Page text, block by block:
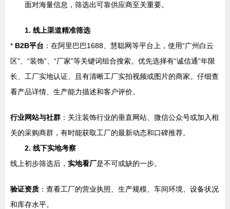
面对海量信息，筛选出可靠供应商至关重要。
1. 线上渠道精准筛选
* B2B平台 ：在阿里巴巴1688、慧聪网等平台上，使用“广州白云
区”、“装饰”、“厂家”等关键词组合搜索。优先选择有“诚信通”年限
长、工厂实地认证、且有清晰工厂实拍视频或图片的商家。仔细查
看产品详情、生产能力描述和客户评价。
行业网站与社群 ：关注装饰行业的垂直网站、微信公众号或加入相
关的采购商群，有时能获取工厂的最新动态和口碑推荐。
2. 线下实地考察
线上初步筛选后， 实地看厂是不可或缺的一步。
验证资质 ：查看工厂的营业执照、生产规模、车间环境、设备状况
和库存水平。